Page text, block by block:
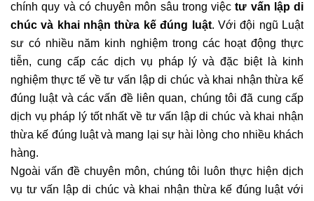
chính quy và có chuyên môn sâu trong việctư vấn lập di
chúc và khai nhận thừa kế đúng luật. Với đội ngũ Luật
sư có nhiều năm kinh nghiệm trong các hoạt động thực
tiễn, cung cấp các dịch vụ pháp lý và đặc biệt là kinh
nghiệm thực tế về tư vấn lập di chúc và khai nhận thừa kế
đúng luật và các vấn đề liên quan, chúng tôi đã cung cấp
dịch vụ pháp lý tốt nhất về tư vấn lập di chúc và khai nhận
thừa kế đúng luật và mang lại sự hài lòng cho nhiều khách
hàng.
Ngoài vấn đề chuyên môn, chúng tôi luôn thực hiện dịch
vụ tư vấn lập di chúc và khai nhận thừa kế đúng luật với